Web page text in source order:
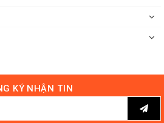
KÝ NHẬN TIN